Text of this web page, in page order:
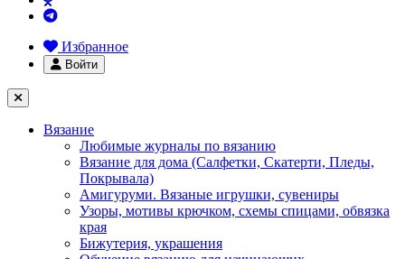
Избранное
Войти
Вязание
Любимые журналы по вязанию
Вязание для дома (Салфетки, Скатерти, Пледы,
Покрывала)
Амигуруми. Вязаные игрушки, сувениры
Узоры, мотивы крючком, схемы спицами, обвязка
края
Бижутерия, украшения